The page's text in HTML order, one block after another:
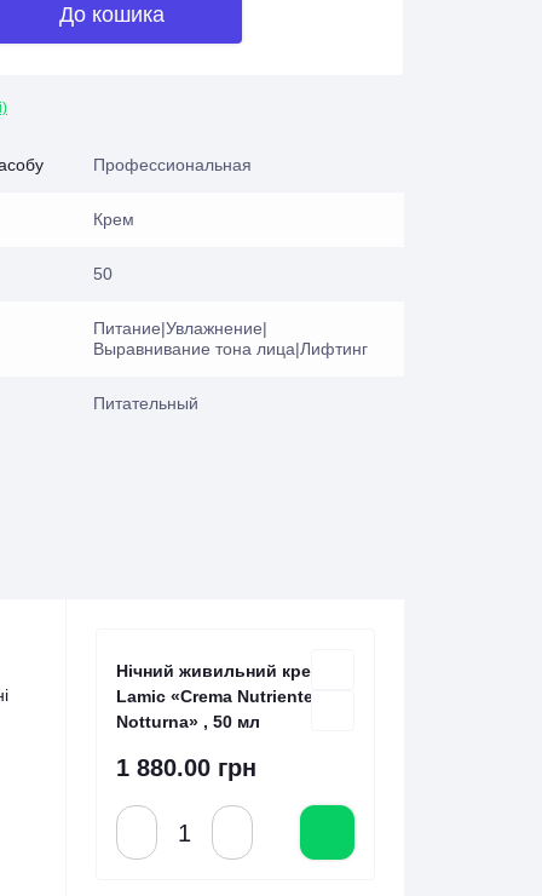
До кошика
Профессиональная
Крем
50
Питание|Увлажнение|
Выравнивание тона лица|Лифтинг
Питательный
Нічний живильний крем
Lamic «Crema Nutriente
Notturna» , 50 мл
1 880.00 грн